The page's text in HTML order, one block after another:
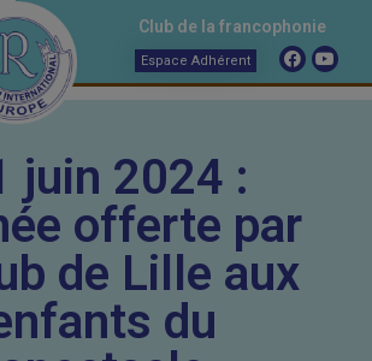
Club de la francophonie
Espace Adhérent
juin 2024 :
offerte par
de Lille aux
du